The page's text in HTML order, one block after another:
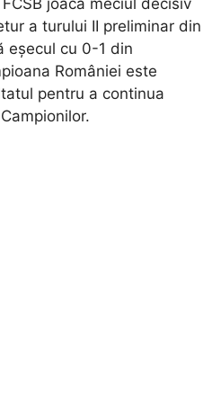
joacă meciul decisiv
a turului II preliminar din
eșecul cu 0-1 din
României este
pentru a continua